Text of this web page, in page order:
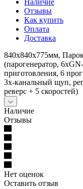
Отзывы
Как купить
Оплата
Доставка
840х840х775мм,
(парогенератор,
приготовления, 6
3х-канальный щуп,
реверс + 5 скоростей)
Наличие
Отзывы
Нет оценок
Оставить отзыв